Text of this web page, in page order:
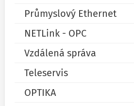
Průmyslový Ethernet
NETLink - OPC
Vzdálená správa
Teleservis
OPTIKA